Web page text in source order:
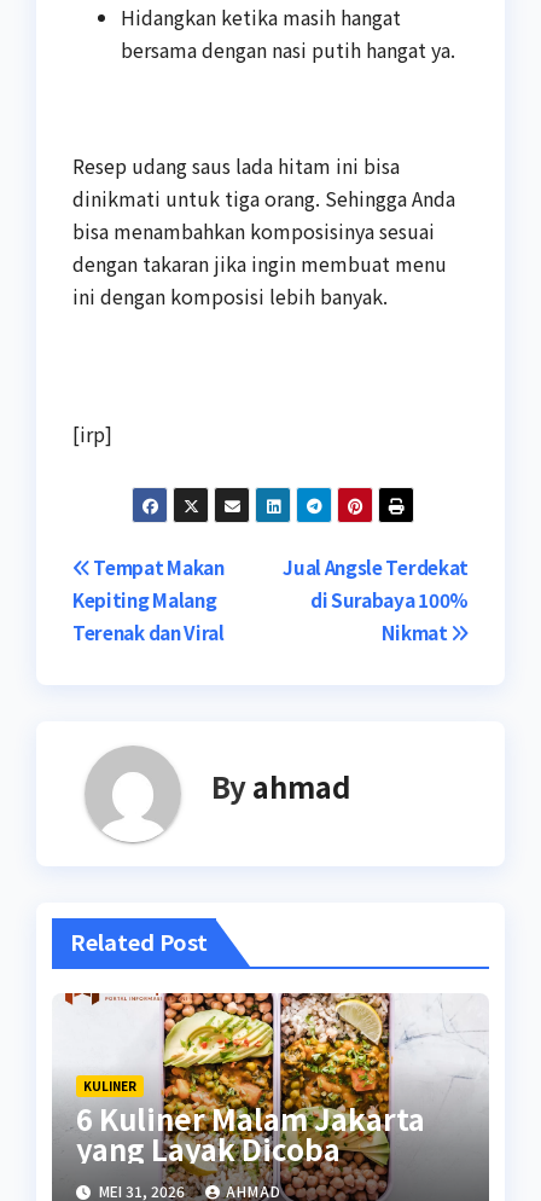
Hidangkan ketika masih hangat
bersama dengan nasi putih hangat ya.
Resep udang saus lada hitam ini bisa
dinikmati untuk tiga orang. Sehingga Anda
bisa menambahkan komposisinya sesuai
dengan takaran jika ingin membuat menu
ini dengan komposisi lebih banyak.
[irp]
Navigasi
pos
Jual Angsle Terdekat
di Surabaya 100%
Nikmat
Tempat Makan
Kepiting Malang
Terenak dan Viral
Byahmad
Related Post
KULINER
6 Kuliner Malam Jakarta
yang Layak Dicoba
MEI 31, 2026 AHMAD